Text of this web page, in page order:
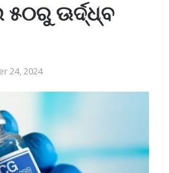
୫୦ରୁ ଊର୍ଦ୍ଧ୍ବ
24, 2024